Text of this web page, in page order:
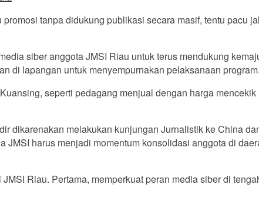
tanpa didukung publikasi secara masif, tentu pacu
siber anggota JMSI Riau untuk terus mendukung
di lapangan untuk menyempurnakan pelaksanaan program.
seperti pedagang menjual dengan harga
dikarenakan melakukan kunjungan Jurnalistik ke China
harus menjadi momentum konsolidasi anggota di
Riau. Pertama, memperkuat peran media siber di